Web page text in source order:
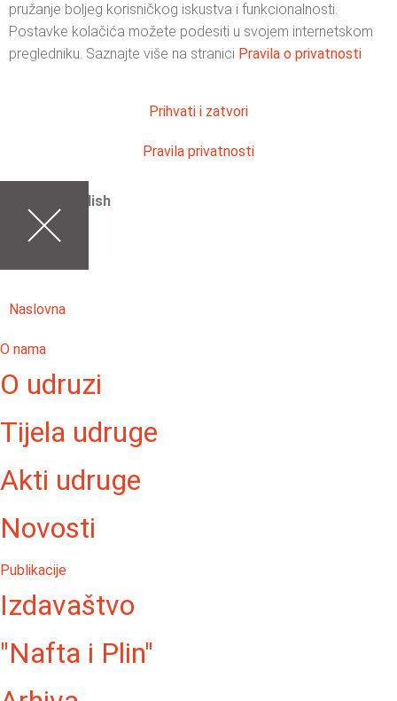
pružanje boljeg korisničkog iskustva i funkcionalnosti.
Postavke kolačića možete podesiti u svojem internetskom
pregledniku. Saznajte više na stranici Pravila o privatnosti
Prihvati i zatvori
Pravila privatnosti
English
Naslovna
O nama
O udruzi
Tijela udruge
Akti udruge
Novosti
Publikacije
Izdavaštvo
"Nafta i Plin"